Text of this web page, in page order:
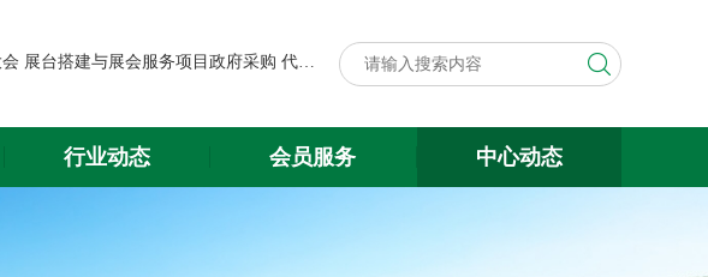
关于遴选第八届中国粮食交易大会 展台搭建与展会服务项目政府采购 代理机构的公告
行业动态 会员服务 中心动态